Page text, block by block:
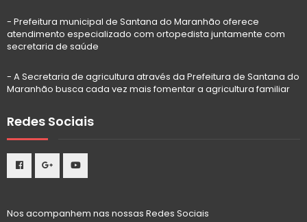
- Prefeitura municipal de Santana do Maranhão oferece
atendimento especializado com ortopedista juntamente com
secretaria de saúde
- A Secretaria de agricultura através da Prefeitura de Santana do
Maranhão busca cada vez mais fomentar a agricultura familiar
Redes Sociais
Nos acompanhem nas nossas Redes Sociais